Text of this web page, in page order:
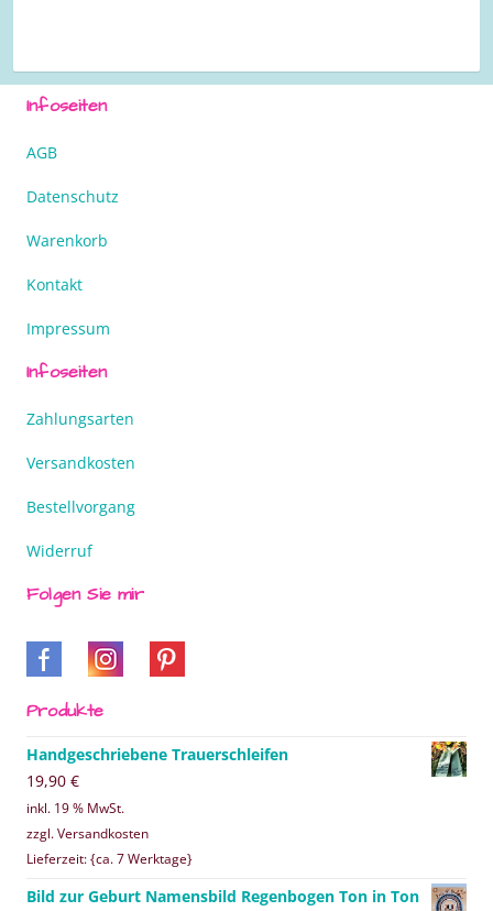
Infoseiten
AGB
Datenschutz
Warenkorb
Kontakt
Impressum
Infoseiten
Zahlungsarten
Versandkosten
Bestellvorgang
Widerruf
Folgen Sie mir
Produkte
Handgeschriebene Trauerschleifen
19,90 €
inkl. 19 % MwSt.
zzgl. Versandkosten
Lieferzeit: {ca. 7 Werktage}
Bild zur Geburt Namensbild Regenbogen Ton in Ton